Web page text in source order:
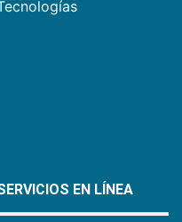
EN LÍNEA